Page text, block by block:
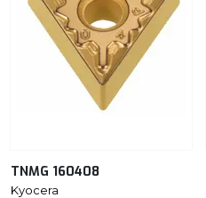
TNMG 160408
Kyocera